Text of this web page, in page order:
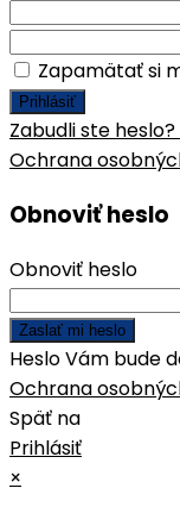
Zapamätať si
Prihlásiť
Zabudli ste
Ochrana
Obnoviť heslo
Obnoviť heslo
Zaslať mi heslo
Heslo Vám bude
Ochrana
Späť na
Prihlásiť
×